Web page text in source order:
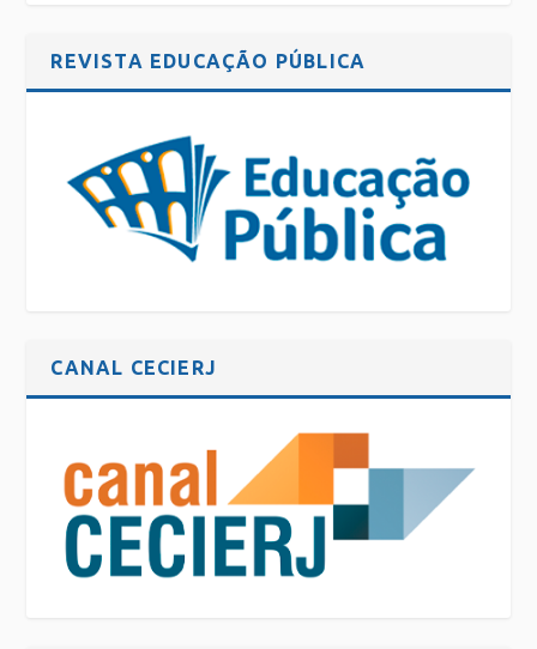
REVISTA EDUCAÇÃO PÚBLICA
CANAL CECIERJ